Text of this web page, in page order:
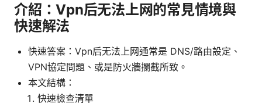
介紹：Vpn后无法上网的常見情境與
快速解法
快速答案：Vpn后无法上网通常是 DNS/路由設定、
VPN協定問題、或是防火牆攔截所致。
本文結構：
快速檢查清單